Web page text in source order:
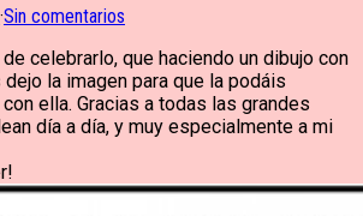
·Sin comentarios
celebrarlo, que haciendo un dibujo con
la imagen para que la podáis
ella. Gracias a todas las grandes
día a día, y muy especialmente a mi